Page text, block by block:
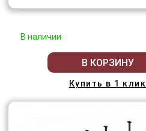
В наличии
В КОРЗИНУ
Купить в 1 клик